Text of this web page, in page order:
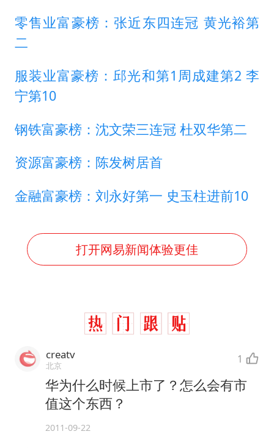
零售业富豪榜：张近东四连冠 黄光裕第
二
服装业富豪榜：邱光和第1周成建第2 李
宁第10
钢铁富豪榜：沈文荣三连冠 杜双华第二
资源富豪榜：陈发树居首
金融富豪榜：刘永好第一 史玉柱进前10
打开网易新闻体验更佳
creatv
北京 1
华为什么时候上市了？怎么会有市
值这个东西？
2011-09-22